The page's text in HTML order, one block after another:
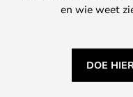
en wie weet
DOE